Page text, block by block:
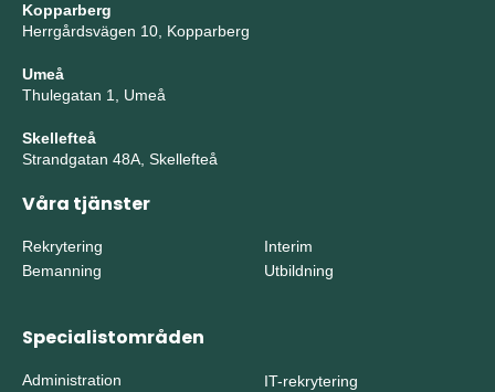
Kopparberg
Herrgårdsvägen 10, Kopparberg
Umeå
Thulegatan 1, Umeå
Skellefteå
Strandgatan 48A, Skellefteå
Våra tjänster
Rekrytering
Bemanning
Interim
Utbildning
Specialistområden
Administration
IT-rekrytering